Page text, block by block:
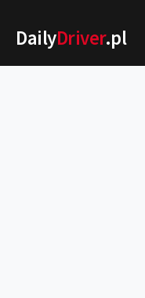
DailyDriver.pl